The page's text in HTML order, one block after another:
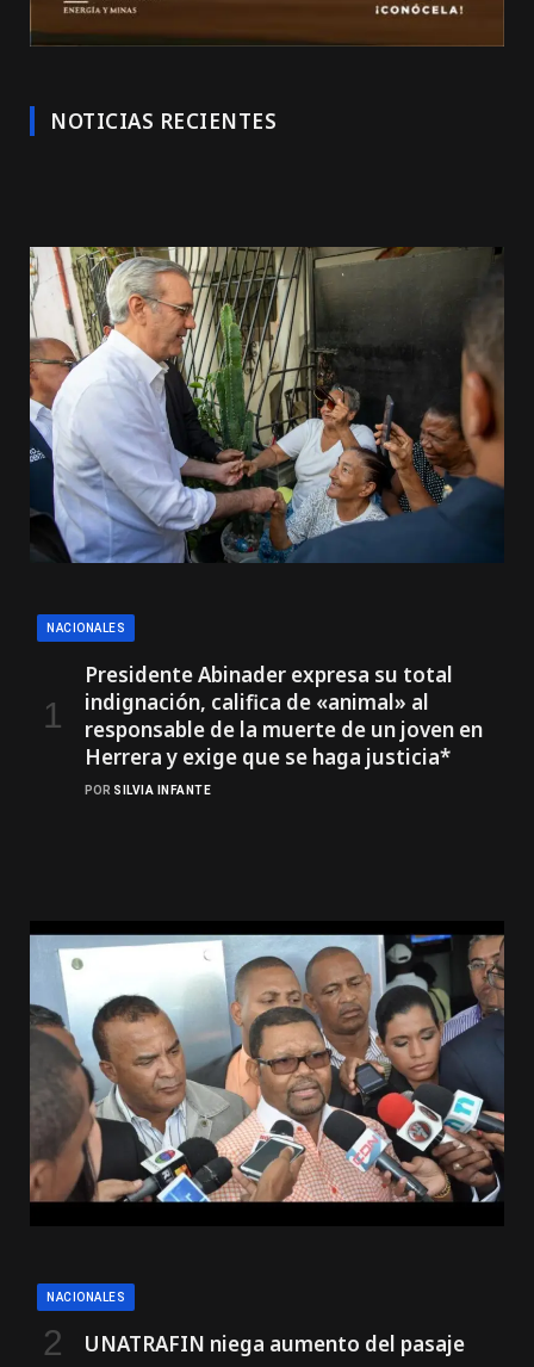
NOTICIAS RECIENTES
NACIONALES
Presidente Abinader expresa su total
indignación, califica de «animal» al
responsable de la muerte de un joven en
Herrera y exige que se haga justicia*
POR SILVIA INFANTE
NACIONALES
UNATRAFIN niega aumento del pasaje